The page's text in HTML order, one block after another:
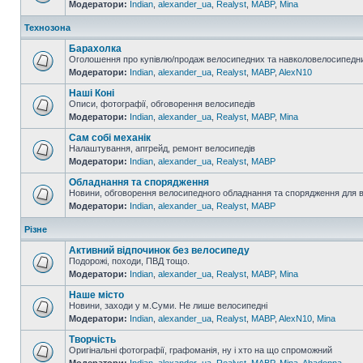
Модератори: Indian alexander_ua Realyst MABP, Mina
Технозона
Барахолка
Оголошення про купівлю/продаж велосипедних та
Модератори: Indian alexander_ua Realyst MABP, AlexN10
Наші Коні
Описи, фотографії, обговорення велосипедів
Модератори: Indian alexander_ua Realyst MABP, Mina
Сам собі механік
Налаштування, апгрейд, ремонт велосипедів
Модератори: Indian alexander_ua Realyst MABP
Обладнання та спорядження
Новини, обговорення велосипедного обладнання та спорядження для
Модератори: Indian alexander_ua Realyst MABP
Різне
Активний відпочинок без велосипеду
Подорожі, походи, ПВД тощо.
Модератори: Indian alexander_ua Realyst MABP, Mina
Наше місто
Новини, заходи у м.Суми. Не лише велосипедні
Модератори: Indian alexander_ua Realyst MABP, AlexN10 Mina
Творчість
Оригінальні фотографії, графоманія, ну і хто на що спроможний